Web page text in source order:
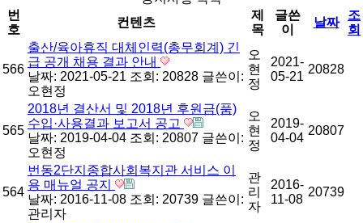
번
호
컨텐츠
제
목
글쓴
이
날짜
조
회
566
출산/육아휴직 대체인력(총무회계) 긴
급 공개 채용 결과 안내
날짜: 2021-05-21 조회: 20828 글쓴이:
오현정
오
현
정
2021-
05-21
20828
565
2018년 결산서 및 2018년 후원금(품)
수입·사용결과 보고서 공고
날짜: 2019-04-04 조회: 20807 글쓴이:
오현정
오
현
정
2019-
04-04
20807
564
번동2단지종합사회복지관 서비스 이
용 매뉴얼 공지
날짜: 2016-11-08 조회: 20739 글쓴이:
관리자
관
리
자
2016-
11-08
20739